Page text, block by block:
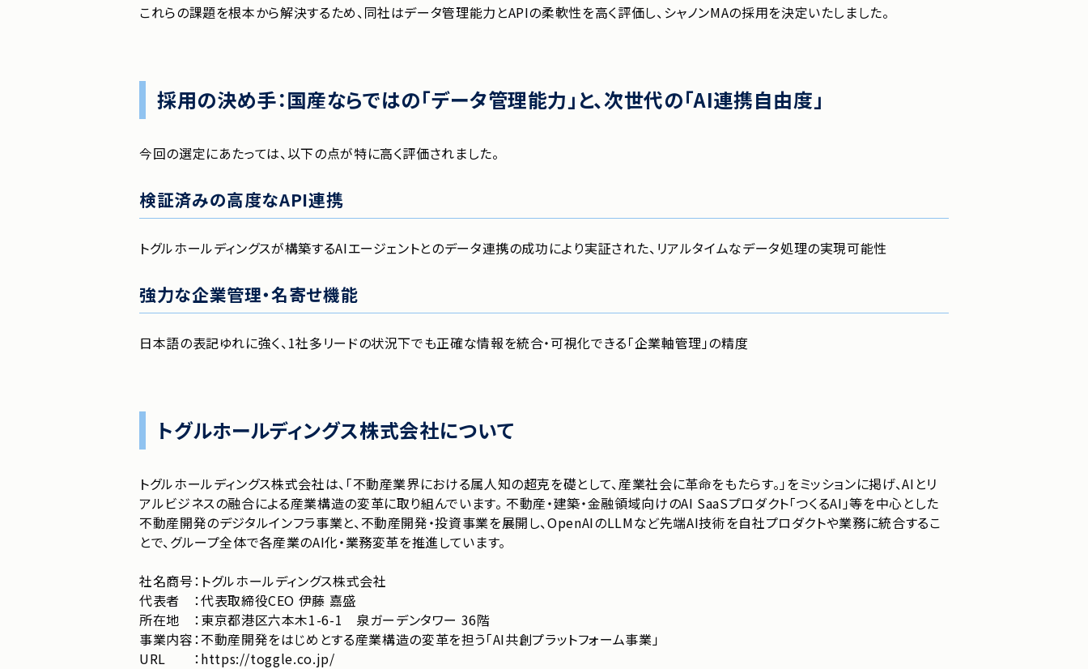
これらの課題を根本から解決するため、同社はデータ管理能力とAPIの柔軟性を高く評価し、シャノンMAの採用を決定いたしました。
採用の決め手：国産ならではの「データ管理能力」と、次世代の「AI連携自由度」
今回の選定にあたっては、以下の点が特に高く評価されました。
検証済みの高度なAPI連携
トグルホールディングスが構築するAIエージェントとのデータ連携の成功により実証された、リアルタイムなデータ処理の実現可能性
強力な企業管理・名寄せ機能
日本語の表記ゆれに強く、1社多リードの状況下でも正確な情報を統合・可視化できる「企業軸管理」の精度
トグルホールディングス株式会社について
トグルホールディングス株式会社は、「不動産業界における属人知の超克を礎として、産業社会に革命をもたらす。」をミッションに掲げ、AIとリ
アルビジネスの融合による産業構造の変革に取り組んでいます。 不動産・建築・金融領域向けのAI SaaSプロダクト「つくるAI」等を中心とした
不動産開発のデジタルインフラ事業と、不動産開発・投資事業を展開し、OpenAIのLLMなど先端AI技術を自社プロダクトや業務に統合するこ
とで、グループ全体で各産業のAI化・業務変革を推進しています。
社名商号： トグルホールディングス株式会社
代表者
：代表取締役CEO 伊藤 嘉盛
所在地
：東京都港区六本木1-6-1 泉ガーデンタワー 36階
事業内容：不動産開発をはじめとする産業構造の変革を担う「AI共創プラットフォーム事業」
URL
：https://toggle.co.jp/